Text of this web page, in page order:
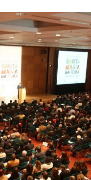
do FC
da
Rádio